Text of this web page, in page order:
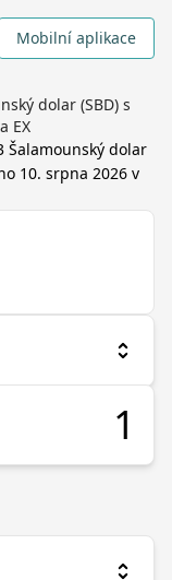
Mobilní aplikace
dolar (SBD) s
EX
Šalamounský dolar
10. srpna 2026 v